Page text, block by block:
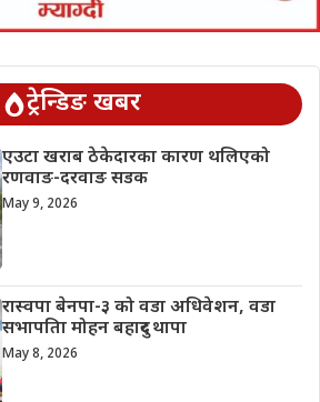
ट्रेन्डिङ खबर
एउटा खराब ठेकेदारका कारण थलिएको
रणवाङ-दरवाङ सडक
May 9, 2026
रास्वपा बेनपा-३ को वडा अधिवेशन, वडा
सभापतिा मोहन बहादुर थापा
May 8, 2026